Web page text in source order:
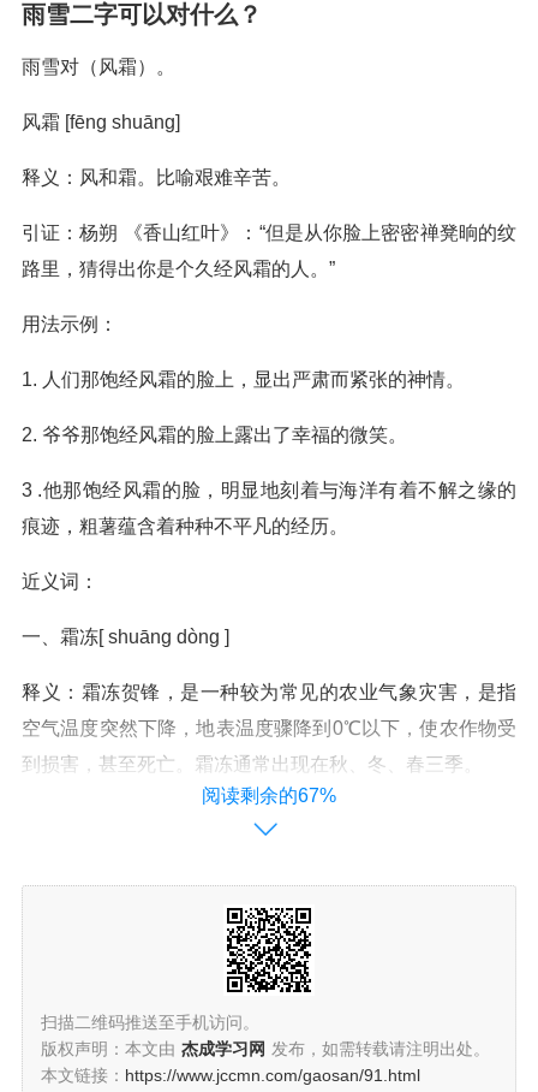
雨雪二字可以对什么？
雨雪对（风霜）。
风霜 [fēng shuāng]
释义：风和霜。比喻艰难辛苦。
引证：杨朔 《香山红叶》：“但是从你脸上密密禅凳晌的纹
路里，猜得出你是个久经风霜的人。”
用法示例：
1. 人们那饱经风霜的脸上，显出严肃而紧张的神情。
2. 爷爷那饱经风霜的脸上露出了幸福的微笑。
3 .他那饱经风霜的脸，明显地刻着与海洋有着不解之缘的
痕迹，粗薯蕴含着种种不平凡的经历。
近义词：
一、霜冻[ shuāng dòng ]
释义：霜冻贺锋，是一种较为常见的农业气象灾害，是指
空气温度突然下降，地表温度骤降到0℃以下，使农作物受
到损害，甚至死亡。霜冻通常出现在秋、冬、春三季。
引证：《再生缘》第四六回：“住在伊家深不便，只惟立志
守冰霜。”
雨雪对什么
阅读剩余的67%
扫描二维码推送至手机访问。
版权声明：本文由 杰成学习网 发布，如需转载请注明出处。
本文链接： https://www.jccmn.com/gaosan/91.html